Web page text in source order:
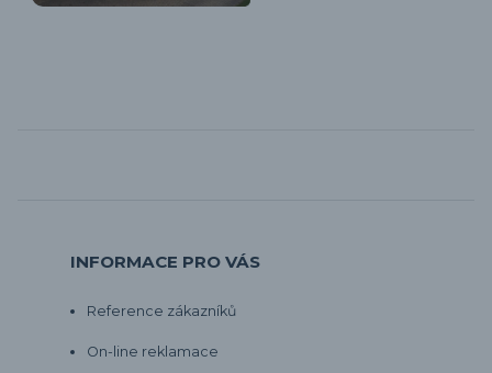
INFORMACE PRO VÁS
Reference zákazníků
On-line reklamace